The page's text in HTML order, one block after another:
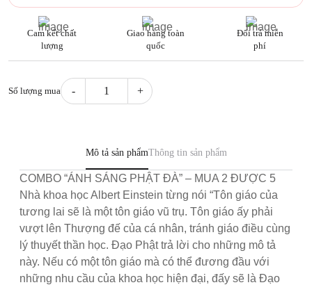
Cam kết chất
lượng
Giao hàng toàn
quốc
Đổi trả miễn
phí
Số lượng mua
Combo
Phật
quantity
Mô tả sản phẩmThông tin sản phẩm
COMBO “ÁNH SÁNG PHẬT ĐÀ” – MUA 2 ĐƯỢC 5
Nhà khoa học Albert Einstein từng nói “Tôn giáo của
tương lai sẽ là một tôn giáo vũ trụ. Tôn giáo ấy phải
vượt lên Thượng đế của cá nhân, tránh giáo điều cùng
lý thuyết thần học. Đạo Phật trả lời cho những mô tả
này. Nếu có một tôn giáo mà có thể đương đầu với
những nhu cầu của khoa học hiện đại, đấy sẽ là Đạo